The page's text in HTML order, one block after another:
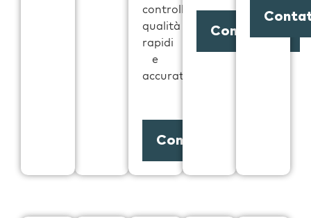
controlli
qualità
rapidi
e
accurati.
Contattaci
Contattaci